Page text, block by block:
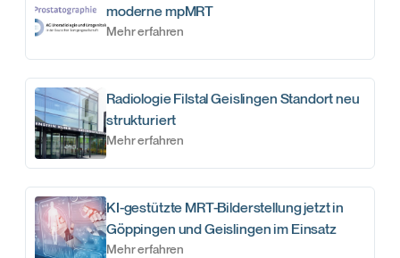
moderne mpMRT
Mehr erfahren
Radiologie Filstal Geislingen Standort neu
strukturiert
Mehr erfahren
KI-gestützte MRT-Bilderstellung jetzt in
Göppingen und Geislingen im Einsatz
Mehr erfahren